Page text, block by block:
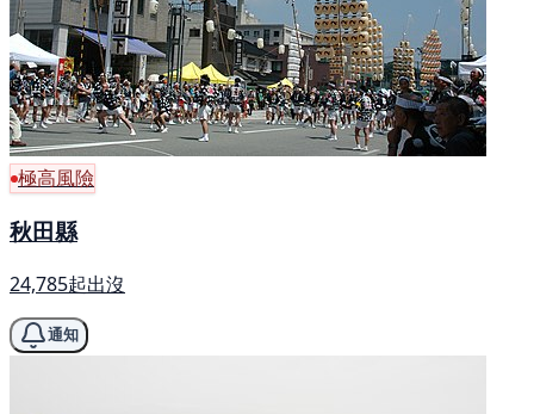
極高風險
秋田縣
24,785起出沒
通知